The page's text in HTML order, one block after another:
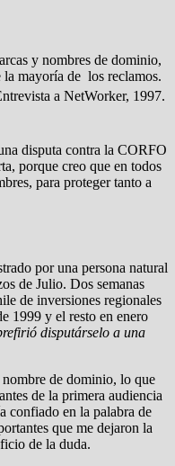
y nombres de dominio,
de los reclamos.
a NetWorker, 1997.
disputa contra la CORFO
porque creo que en todos
para proteger tanto a
por una persona natural
de Julio. Dos semanas
de inversiones regionales
1999 y el resto en enero
disputárselo a una
nombre de dominio, lo que
de la primera audiencia
confiado en la palabra de
que me dejaron la
de la duda.